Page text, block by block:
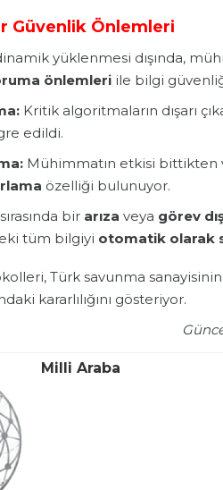
Güvenlik Önlemleri
dinamik yüklenmesi dışında,
önlemleri ile bilgi
Kritik algoritmaların dışarı
edildi.
Mühimmatın etkisi bittikten
özelliği bulunuyor.
bir arıza veya görev
tüm bilgiyi otomatik olarak
Türk savunma
kararlılığını gösteriyor.
Milli Araba